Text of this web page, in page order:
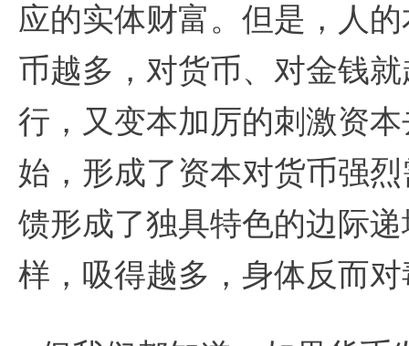
应的实体财富。但是，人
币越多，对货币、对金钱
行，又变本加厉的刺激资
始，形成了资本对货币强
馈形成了独具特色的边际
样，吸得越多，身体反而